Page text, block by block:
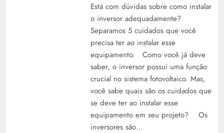
Está com dúvidas sobre como instalar
o inversor adequadamente?
Separamos 5 cuidados que você
precisa ter ao instalar esse
equipamento. Como você já deve
saber, o inversor possui uma função
crucial no sistema fotovoltaico. Mas,
você sabe quais são os cuidados que
se deve ter ao instalar esse
equipamento em seu projeto? Os
inversores são…